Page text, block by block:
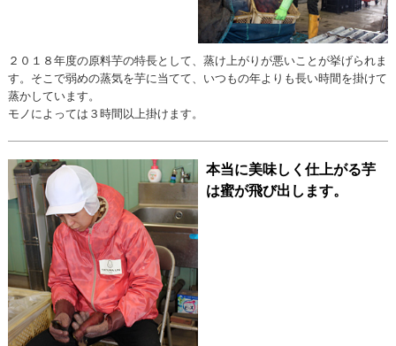
２０１８年度の原料芋の特長として、蒸け上がりが悪いことが挙げられま
す。そこで弱めの蒸気を芋に当てて、いつもの年よりも長い時間を掛けて
蒸かしています。
モノによっては３時間以上掛けます。
本当に美味しく仕上がる芋
は蜜が飛び出します。